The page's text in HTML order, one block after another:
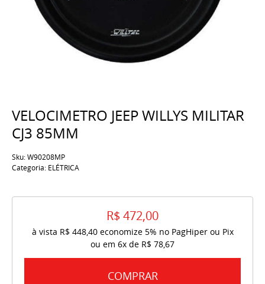
VELOCIMETRO JEEP WILLYS MILITAR
CJ3 85MM
Sku:W90208MP
Categoria: ELÉTRICA
R$ 472,00
à vista R$ 448,40economize 5% no PagHiper ou Pix
ou em 6x de R$ 78,67
COMPRAR